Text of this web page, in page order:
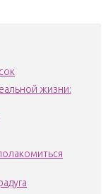
жизни: